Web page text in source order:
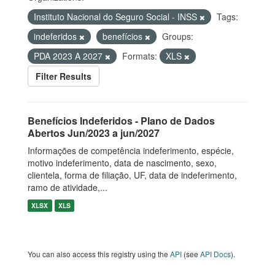
Instituto Nacional do Seguro Social - INSS
Tags:
indeferidos
benefícios
Groups:
PDA 2023 A 2027
Formats:
XLS
Filter Results
Benefícios Indeferidos - Plano de Dados
Abertos Jun/2023 a jun/2027
Informações de competência indeferimento, espécie,
motivo indeferimento, data de nascimento, sexo,
clientela, forma de filiação, UF, data de indeferimento,
ramo de atividade,...
XLSX XLS
You can also access this registry using the API (see API Docs).